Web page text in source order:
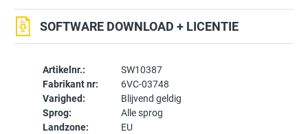
Artikelnr.:
SW10387
Fabrikant nr:
6VC-03748
Varighed:
Blijvend geldig
Sprog:
Alle sprog
Landzone:
EU
SOFTWARE DOWNLOAD + LICENTIE